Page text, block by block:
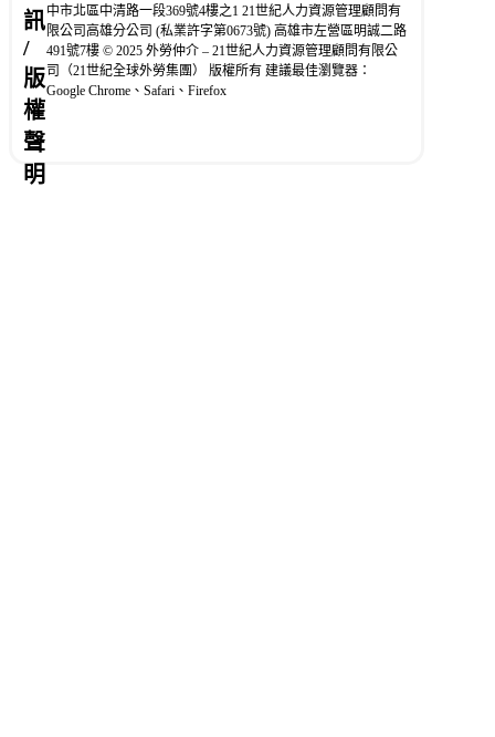
訊
/
版
權
聲
明
中市北區中清路一段369號4樓之1 21世紀人力資源管理顧問有
限公司高雄分公司 (私業許字第0673號) 高雄市左營區明誠二路
491號7樓 © 2025 外勞仲介 – 21世紀人力資源管理顧問有限公
司（21世紀全球外勞集團） 版權所有 建議最佳瀏覽器：
Google Chrome、Safari、Firefox